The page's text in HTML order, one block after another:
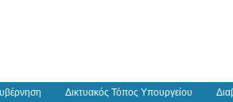
Δικτυακός Τόπος Υπουργείου